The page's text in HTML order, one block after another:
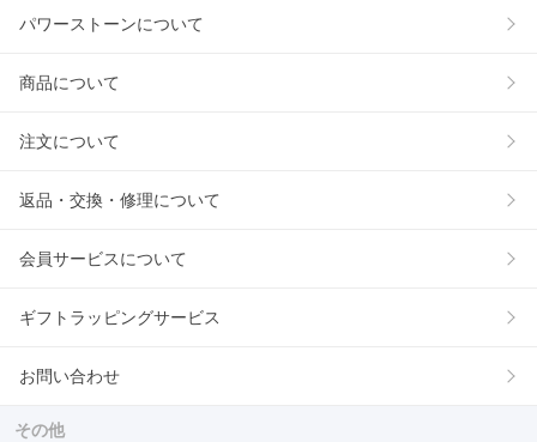
パワーストーンについて
商品について
注文について
返品・交換・修理について
会員サービスについて
ギフトラッピングサービス
お問い合わせ
その他